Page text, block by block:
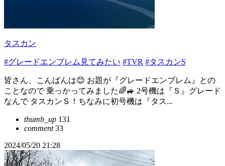
タスカン
#グレードエンブレム見てみたい #TVR #タスカンS
皆さん、こんばんは😊 お題が『グレードエンブレム』との
ことなので 乗っかってみました🌈🚙 2号機は『Ｓ』グレード
なんで タスカンＳ！ちなみに初号機は『タス...
thumb_up 131
comment33
2024/05/20 21:28